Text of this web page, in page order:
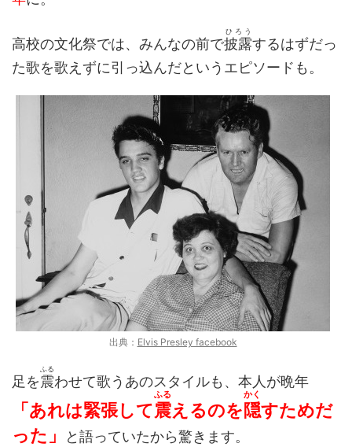
高校の文化祭では、みんなの前で披露
ひろう
するはずだっ
た歌を歌えずに引っ込んだというエピソードも。
出典： Elvis Presley facebook
足を震
ふる
わせて歌うあのスタイルも、本人が晩年
「あれは緊張して震
ふる
えるのを隠
かく
すためだ
った」
と語っていたから驚きます。